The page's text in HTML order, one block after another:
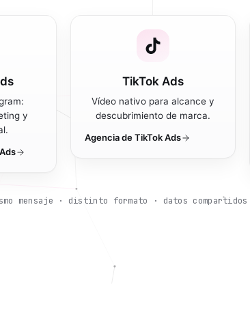
y
TikTok Ads
Vídeo nativo para alcance y
descubrimiento de marca.
Agencia deTikTok Ads
mensaje · distinto formato · datos